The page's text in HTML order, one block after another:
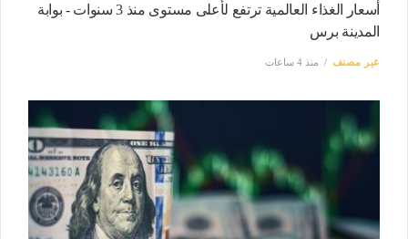
أسعار الغذاء العالمية ترتفع لأعلى مستوى منذ 3 سنوات - بوابة
المدينة برس
غير مصنف منذ 4 ساعات